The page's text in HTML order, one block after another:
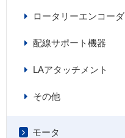
ロータリーエンコーダ
配線サポート機器
LAアタッチメント
その他
モータ